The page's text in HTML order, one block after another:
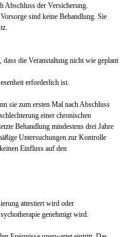
Abschluss der Versicherung.
sind keine Behandlung. Sie
die Veranstaltung nicht wie geplant
erforderlich ist.
sie zum ersten Mal nach Abschluss
einer chronischen
Behandlung mindestens drei Jahre
Untersuchungen zur Kontrolle
Einfluss auf den
attestiert wird oder
genehmigt wird.